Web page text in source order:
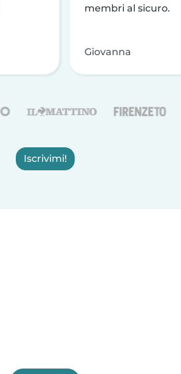
membri al sicuro.
Giovanna
Iscrivimi!